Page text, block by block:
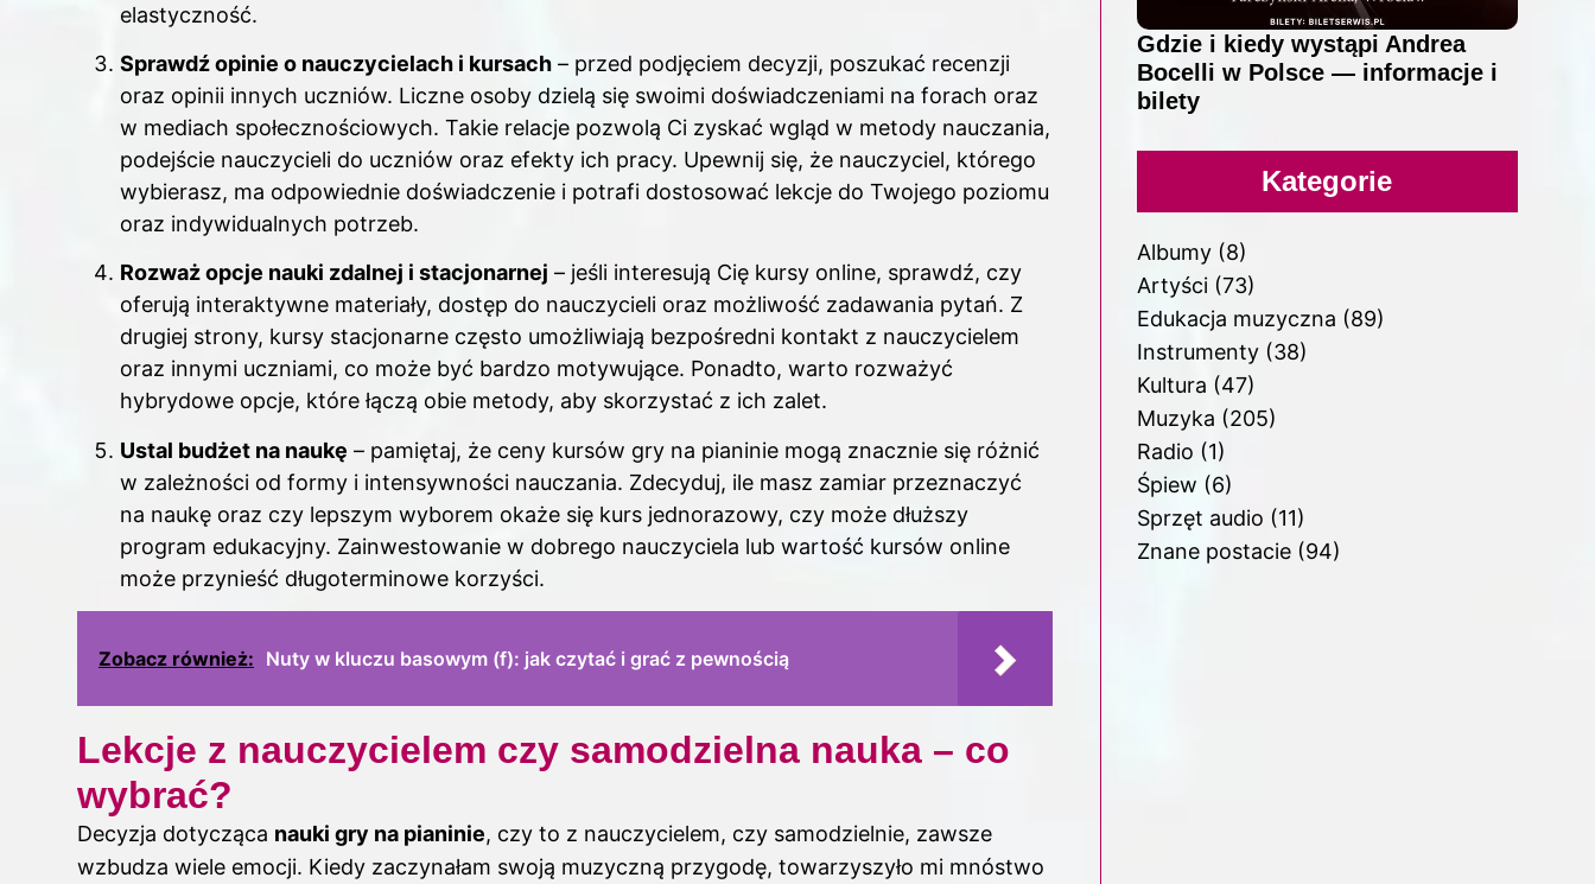
elastyczność.
Sprawdź opinie o nauczycielach i kursach – przed podjęciem decyzji, poszukać recenzji
oraz opinii innych uczniów. Liczne osoby dzielą się swoimi doświadczeniami na forach oraz
w mediach społecznościowych. Takie relacje pozwolą Ci zyskać wgląd w metody nauczania,
podejście nauczycieli do uczniów oraz efekty ich pracy. Upewnij się, że nauczyciel, którego
wybierasz, ma odpowiednie doświadczenie i potrafi dostosować lekcje do Twojego poziomu
oraz indywidualnych potrzeb.
Rozważ opcje nauki zdalnej i stacjonarnej – jeśli interesują Cię kursy online, sprawdź, czy
oferują interaktywne materiały, dostęp do nauczycieli oraz możliwość zadawania pytań. Z
drugiej strony, kursy stacjonarne często umożliwiają bezpośredni kontakt z nauczycielem
oraz innymi uczniami, co może być bardzo motywujące. Ponadto, warto rozważyć
hybrydowe opcje, które łączą obie metody, aby skorzystać z ich zalet.
Ustal budżet na naukę – pamiętaj, że ceny kursów gry na pianinie mogą znacznie się różnić
w zależności od formy i intensywności nauczania. Zdecyduj, ile masz zamiar przeznaczyć
na naukę oraz czy lepszym wyborem okaże się kurs jednorazowy, czy może dłuższy
program edukacyjny. Zainwestowanie w dobrego nauczyciela lub wartość kursów online
może przynieść długoterminowe korzyści.
Zobacz również: Nuty w kluczu basowym (f): jak czytać i grać z pewnością
Lekcje z nauczycielem czy samodzielna nauka – co
wybrać?
Decyzja dotycząca nauki gry na pianinie, czy to z nauczycielem, czy samodzielnie, zawsze
wzbudza wiele emocji. Kiedy zaczynałam swoją muzyczną przygodę, towarzyszyło mi mnóstwo
Gdzie i kiedy wystąpi Andrea
Bocelli w Polsce — informacje i
bilety
Kategorie
Albumy(8)
Artyści(73)
Edukacja muzyczna (89)
Instrumenty(38)
Kultura (47)
Muzyka (205)
Radio (1)
Śpiew (6)
Sprzęt audio (11)
Znane postacie(94)